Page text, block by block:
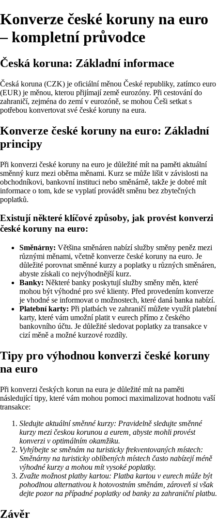
Konverze české koruny na euro
– kompletní průvodce
Česká koruna: Základní informace
Česká koruna (CZK) je oficiální měnou České republiky, zatímco euro
(EUR) je měnou, kterou přijímají země eurozóny. Při cestování do
zahraničí, zejména do zemí v eurozóně, se mohou Češi setkat s
potřebou konvertovat své české koruny na eura.
Konverze české koruny na euro: Základní
principy
Při konverzi české koruny na euro je důležité mít na paměti aktuální
směnný kurz mezi oběma měnami. Kurz se může lišit v závislosti na
obchodníkovi, bankovní instituci nebo směnárně, takže je dobré mít
informace o tom, kde se vyplatí provádět směnu bez zbytečných
poplatků.
Existují některé klíčové způsoby, jak provést konverzi
české koruny na euro:
Směnárny: Většina směnáren nabízí služby směny peněz mezi
různými měnami, včetně konverze české koruny na euro. Je
důležité porovnat směnné kurzy a poplatky u různých směnáren,
abyste získali co nejvýhodnější kurz.
Banky: Některé banky poskytují služby směny měn, které
mohou být výhodné pro své klienty. Před provedením konverze
je vhodné se informovat o možnostech, které daná banka nabízí.
Platební karty: Při platbách ve zahraničí můžete využít platební
karty, které vám umožní platit v eurech přímo z českého
bankovního účtu. Je důležité sledovat poplatky za transakce v
cizí měně a možné kurzové rozdíly.
Tipy pro výhodnou konverzi české koruny
na euro
Při konverzi českých korun na eura je důležité mít na paměti
následující tipy, které vám mohou pomoci maximalizovat hodnotu vaší
transakce:
Sledujte aktuální směnné kurzy: Pravidelně sledujte směnné
kurzy mezi českou korunou a eurem, abyste mohli provést
konverzi v optimálním okamžiku.
Vyhýbejte se směnám na turisticky frekventovaných místech:
Směnárny na turisticky oblíbených místech často nabízejí méně
výhodné kurzy a mohou mít vysoké poplatky.
Zvažte možnost platby kartou: Platba kartou v eurech může být
pohodlnou alternativou k hotovostním směnám, zároveň si však
dejte pozor na případné poplatky od banky za zahraniční platbu.
Závěr